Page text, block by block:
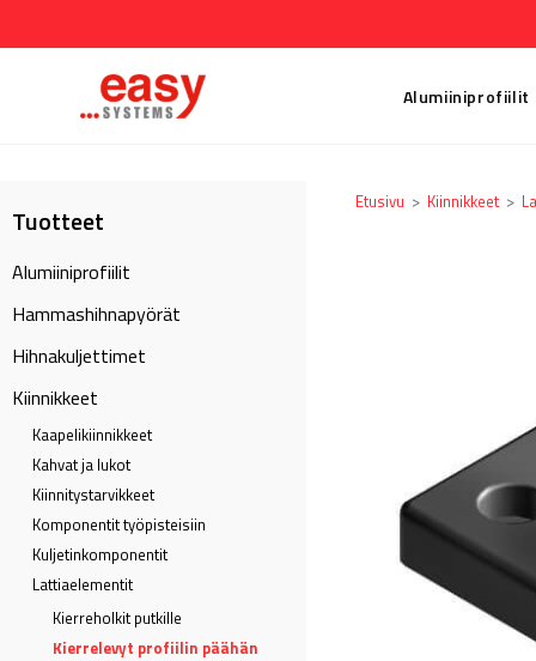
Alumiiniprofiilit
Tuotteet
Alumiiniprofiilit
Hammashihnapyörät
Hihnakuljettimet
Kiinnikkeet
Kaapeli­kiinnikkeet
Kahvat ja lukot
Kiinnitystarvikkeet
Komponentit työpisteisiin
Kuljetin­komponentit
Lattia­elementit
Kierreholkit putkille
Kierrelevyt profiilin päähän
Etusivu > Kiinnikkeet >